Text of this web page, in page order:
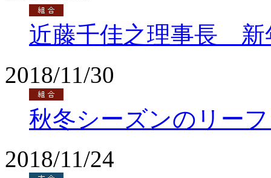
近藤千佳之理事長 新
2018/11/30
秋冬シーズンのリー
2018/11/24